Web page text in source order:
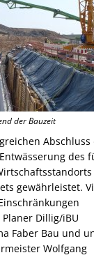
der Bauzeit
Abschluss
des
gewährleistet.
Dillig/iBU
Faber Bau und
Wolfgang